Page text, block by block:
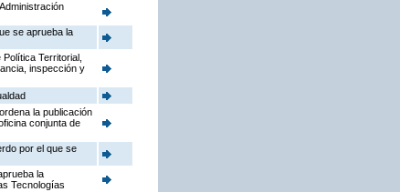
se aprueba la
Territorial,
inspección y
la publicación
conjunta de
por el que se
la
Tecnologías